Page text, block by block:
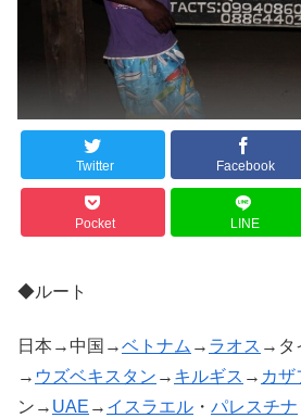
Twitter Facebook
Pocket LINE
◆ルート
日本→中国→ベトナム → ラオス →タ
→ ウズベキスタン → キルギス → カザ
ン→ UAE → イスラエル ・ パレスチナ